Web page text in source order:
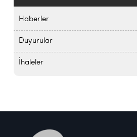
Haberler
Duyurular
İhaleler